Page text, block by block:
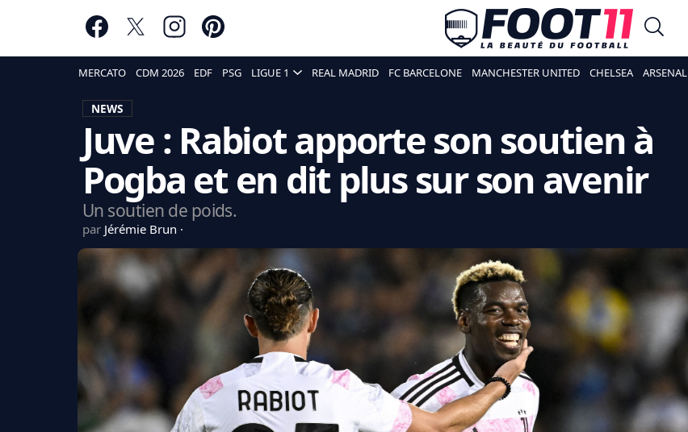
MERCATO CDM 2026 EDF PSG LIGUE 1 REAL MADRID FC BARCELONE MANCHESTER UNITED CHELSEA ARSENAL
NEWS
Juve : Rabiot apporte son soutien à
Pogba et en dit plus sur son avenir
Un soutien de poids.
par Jérémie Brun